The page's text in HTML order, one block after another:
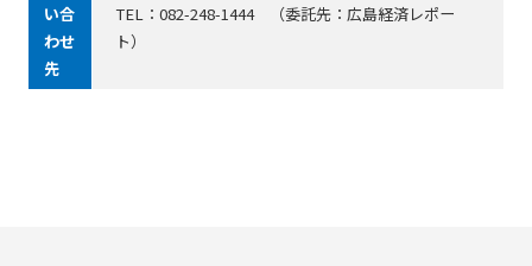
い合
わせ
先
TEL：082-248-1444 （委託先：広島経済レポー
ト）